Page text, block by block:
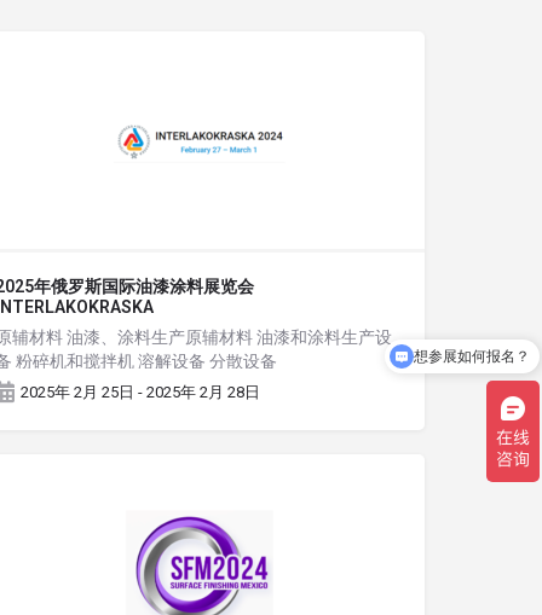
年俄罗斯国际油漆涂料展览会
辅材料 油漆、涂料生产原辅材料 油漆和涂料生产设
粉碎机和搅拌机 溶解设备 分散设备
2025年 2月 25日 - 2025年 2月 28日
想参展如何报名？